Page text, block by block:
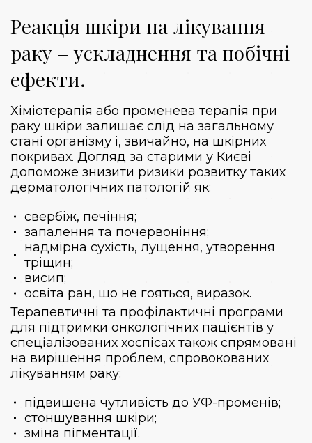
Реакція шкіри на лікування
раку – ускладнення та побічні
ефекти.
Хіміотерапія або променева терапія при
раку шкіри залишає слід на загальному
стані організму і, звичайно, на шкірних
покривах. Догляд за старими у Києві
допоможе знизити ризики розвитку таких
дерматологічних патологій як:
свербіж, печіння;
запалення та почервоніння;
надмірна сухість, лущення, утворення
тріщин;
висип;
освіта ран, що не гояться, виразок.
Терапевтичні та профілактичні програми
для підтримки онкологічних пацієнтів у
спеціалізованих хоспісах також спрямовані
на вирішення проблем, спровокованих
лікуванням раку:
підвищена чутливість до УФ-променів;
стоншування шкіри;
зміна пігментації.